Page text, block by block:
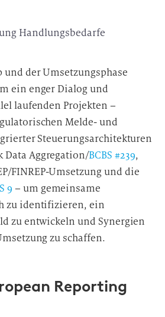
Handlungsbedarfe
und der Umsetzungsphase
ein enger Dialog und
laufenden Projekten –
Melde- und
Steuerungsarchitekturen
Data Aggregation/BCBS #239,
FINREP-Umsetzung und die
9 – um gemeinsame
zu identifizieren, ein
zu entwickeln und Synergien
zu schaffen.
Reporting